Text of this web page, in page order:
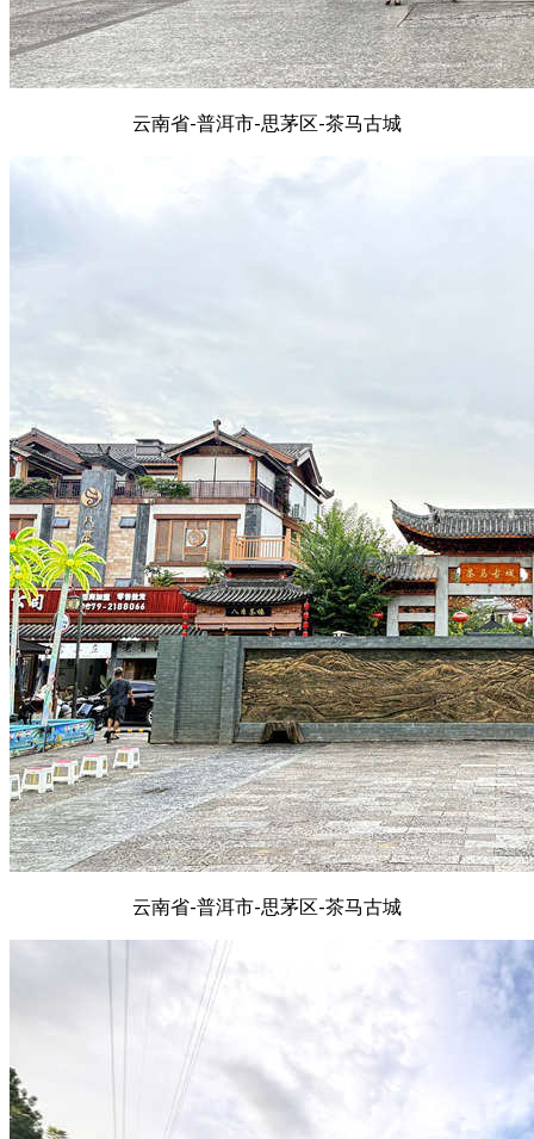
云南省-普洱市-思茅区-茶马古城
云南省-普洱市-思茅区-茶马古城